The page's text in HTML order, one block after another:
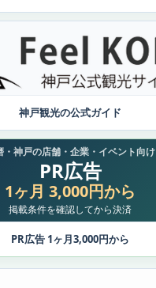
神戸観光の公式ガイド
・神戸の店舗・企業・イベント向け
PR広告
1ヶ月 3,000円から
掲載条件を確認してから決済
PR広告 1ヶ月3,000円から